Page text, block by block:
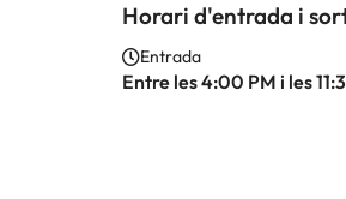
Horari d'entrada i
Entrada
Entre les 4:00 PM i les